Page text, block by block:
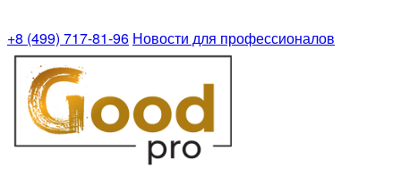
+8 (499) 717-81-96 Новости для профессионалов